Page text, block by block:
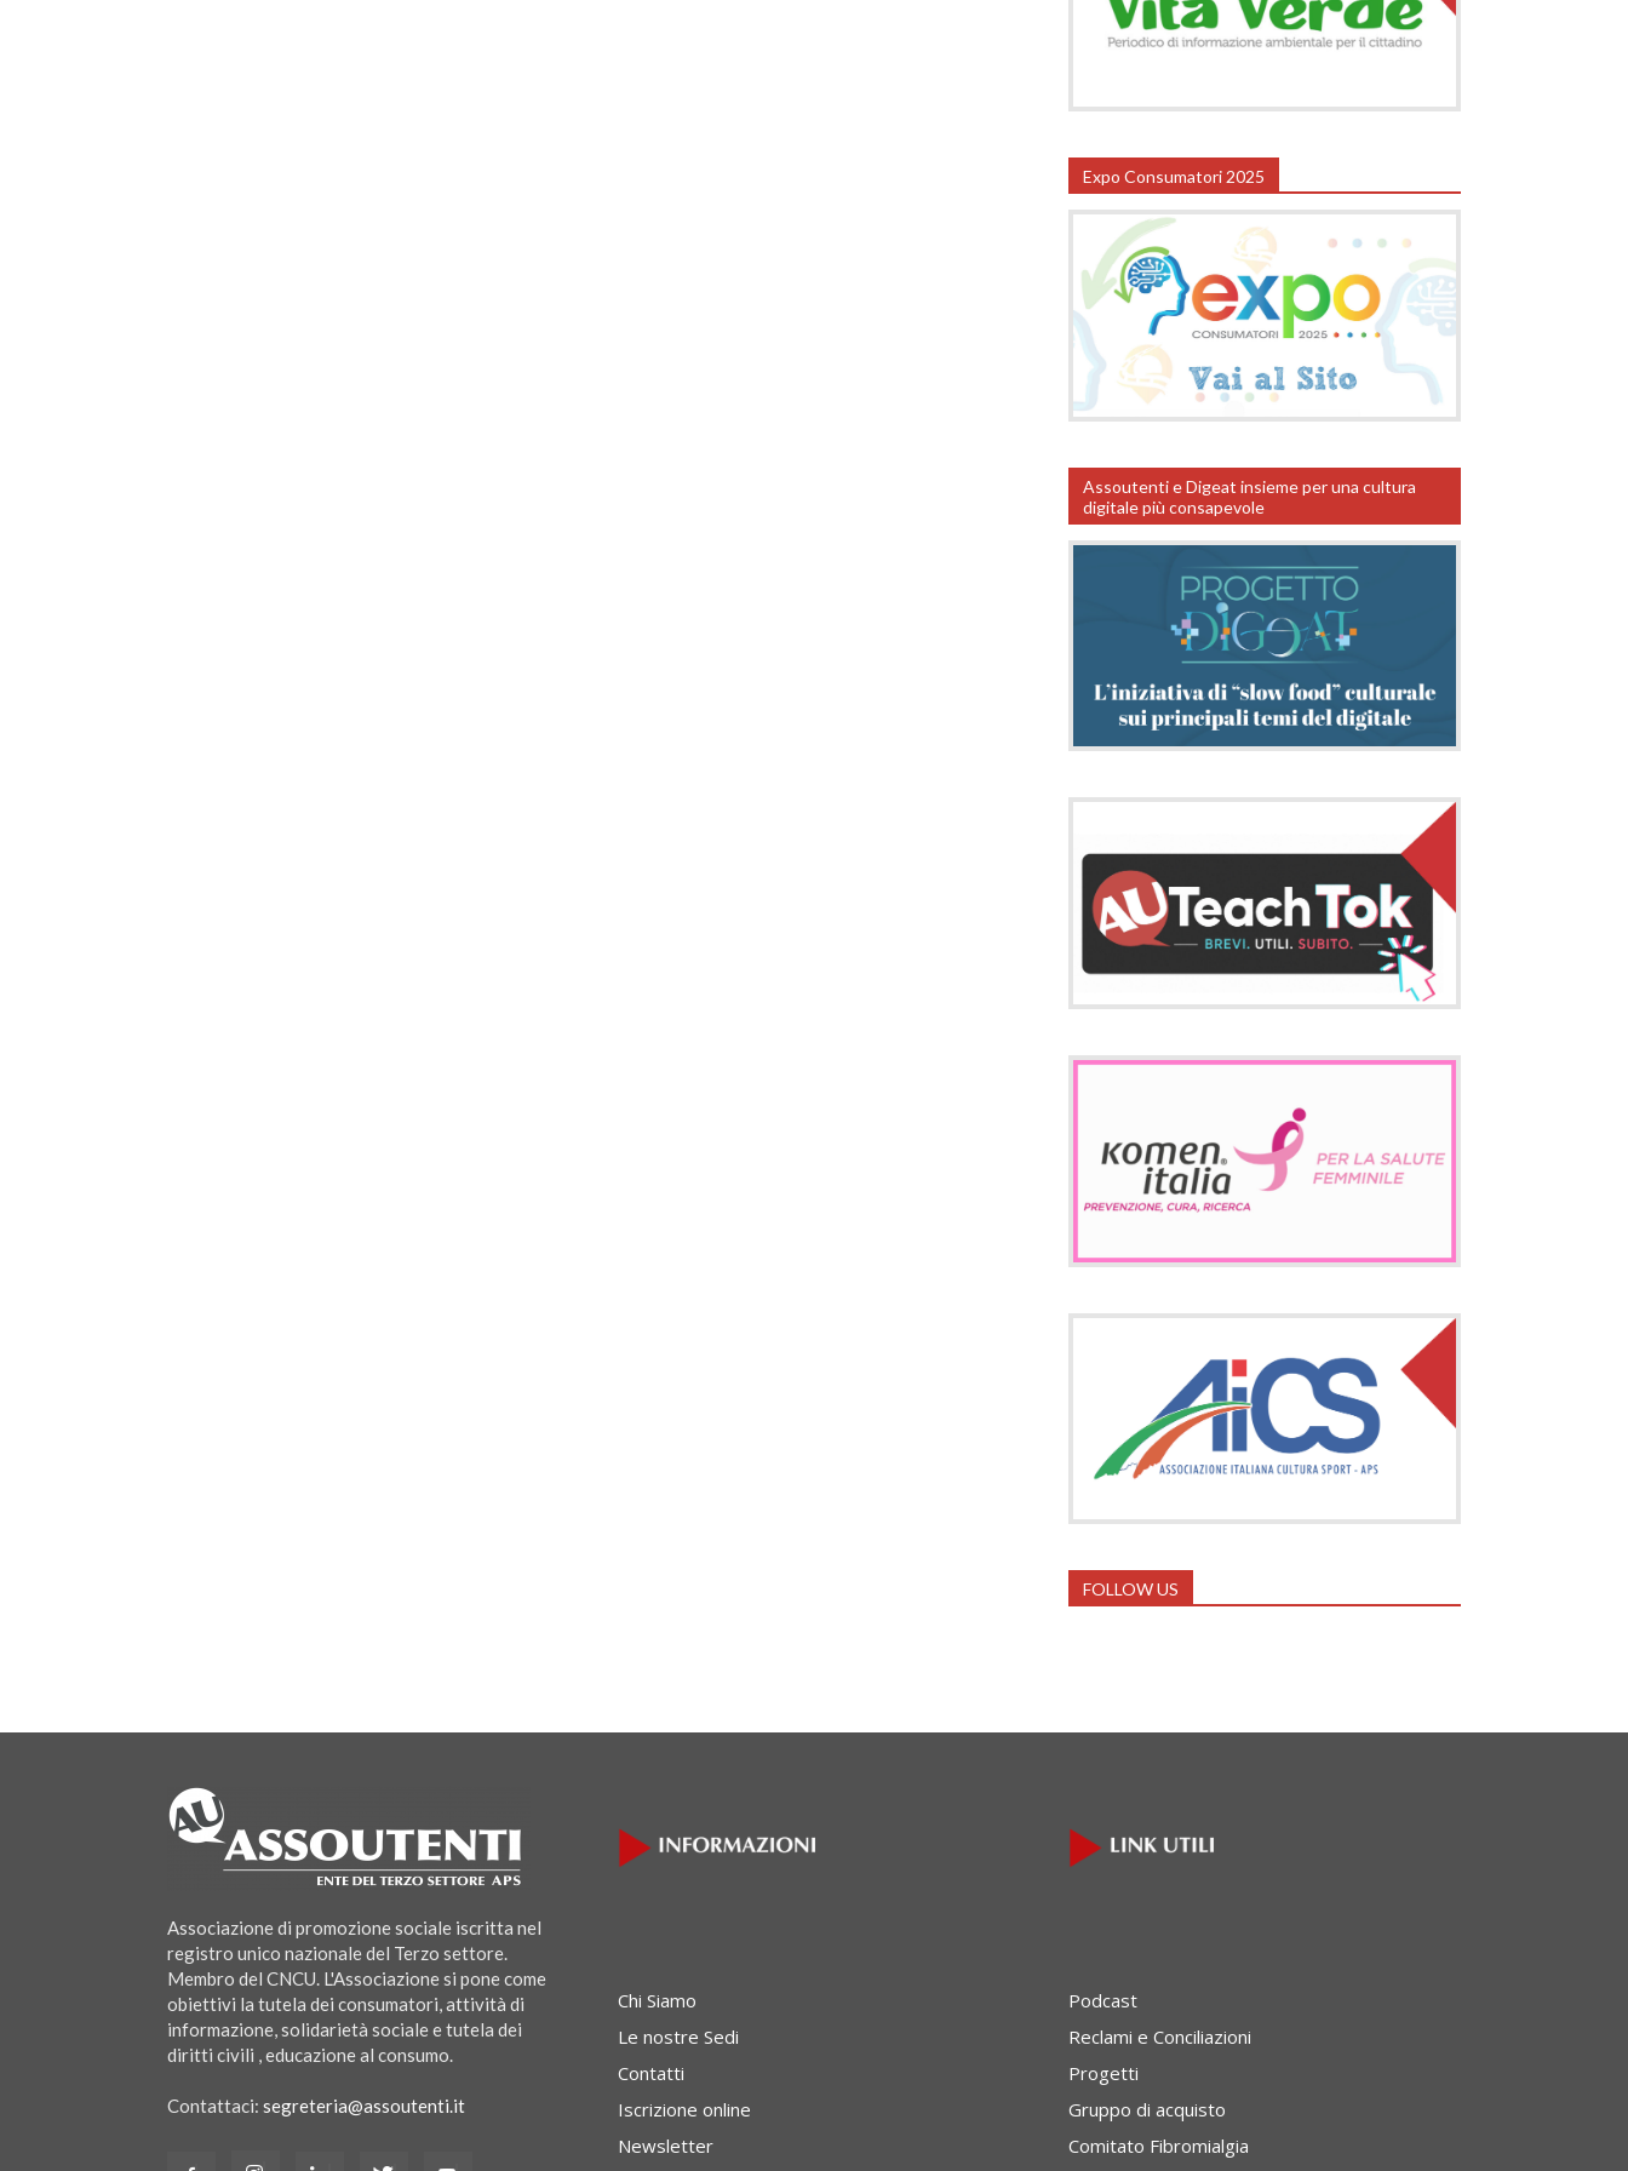
Expo Consumatori 2025
Assoutenti e Digeat insieme per una cultura
digitale più consapevole
FOLLOW US
Associazione di promozione sociale iscritta nel
registro unico nazionale del Terzo settore.
Membro del CNCU. L'Associazione si pone come
obiettivi la tutela dei consumatori, attività di
informazione, solidarietà sociale e tutela dei
diritti civili , educazione al consumo.
Contattaci: segreteria@assoutenti.it
Chi Siamo
Le nostre Sedi
Contatti
Iscrizione online
Newsletter
Podcast
Reclami e Conciliazioni
Progetti
Gruppo di acquisto
Comitato Fibromialgia